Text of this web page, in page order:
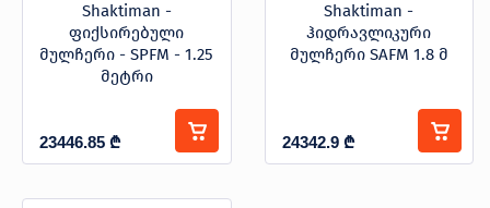
Shaktiman -
ფიქსირებული
მულჩერი - SPFM - 1.25
მეტრი
23446.85 ₾
Shaktiman -
ჰიდრავლიკური
მულჩერი SAFM 1.8 მ
24342.9 ₾